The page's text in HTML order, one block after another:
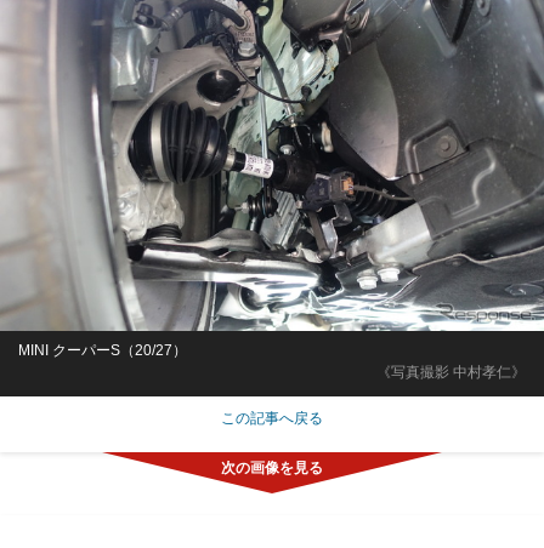
《写真撮影 中村孝仁》
MINI クーパーS（20/27）
この記事へ戻る